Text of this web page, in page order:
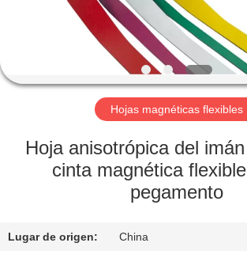
SOBRE
NOSOTROS
VIAJE
LA
FÁBRICA
DE
Hojas magnéticas flexibles
Hoja anisotrópica del
cinta magnética
pegamento
Lugar de origen: China